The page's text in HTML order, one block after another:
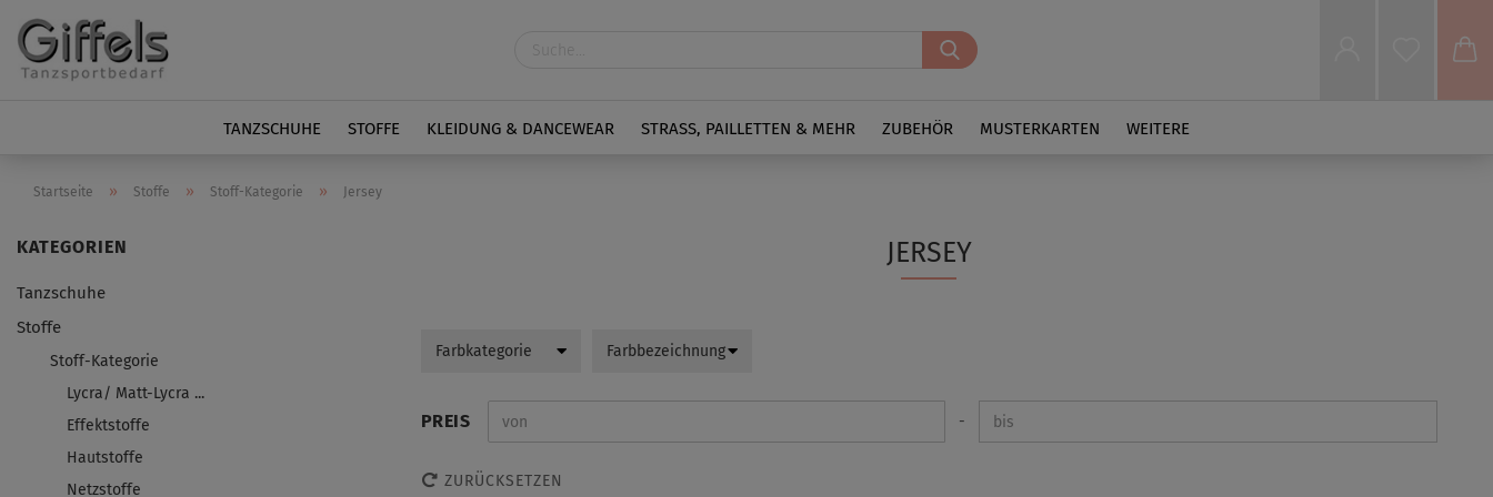
TANZSCHUHE STOFFE KLEIDUNG & DANCEWEAR STRASS, PAILLETTEN & MEHR ZUBEHÖR MUSTERKARTEN WEITERE
Startseite » Stoffe » Stoff-Kategorie » Jersey
JERSEY
Farbkategorie Farbbezeichnung
PREIS -
ZURÜCKSETZEN
Tanzschuhe
Stoffe
Stoff-Kategorie
Lycra/ Matt-Lycra ...
Effektstoffe
Hautstoffe
Netzstoffe